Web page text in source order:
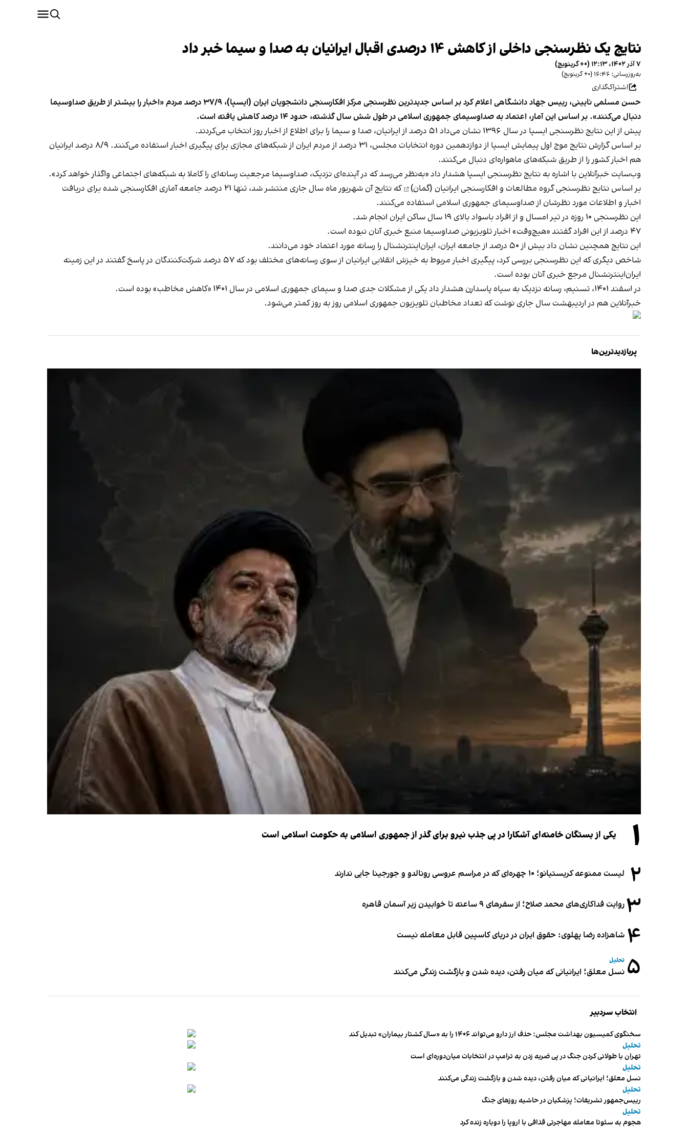
نتایج یک نظرسنجی داخلی از کاهش ۱۴ درصدی اقبال ایرانیان به صدا و سیما خبر داد
۷ آذر ۱۴۰۲، ۱۲:۱۳ (‎+۰ گرینویچ)
به‌روزرسانی: ۱۶:۴۶ (‎+۰ گرینویچ)
اشتراک‌گذاری
حسن مسلمی نایینی، رییس جهاد دانشگاهی اعلام کرد بر اساس جدیدترین نظرسنجی مرکز افکارسنجی دانشجویان ایران (ایسپا)، ۳۷/۹ درصد مردم «اخبار را بیشتر از طریق صداوسیما
دنبال می‌کنند». بر اساس این آمار، اعتماد به صداوسیمای جمهوری اسلامی در طول شش سال گذشته، حدود ۱۴ درصد کاهش یافته است.
پیش از این نتایج نظرسنجی ایسپا در سال ۱۳۹۶ نشان می‌داد ۵۱ درصد از ایرانیان، صدا و سیما را برای اطلاع از اخبار روز انتخاب می‌کردند.
بر اساس گزارش نتایج موج اول پیمایش ایسپا از دوازدهمین دوره انتخابات مجلس، ۳۱ درصد از مردم ایران از شبکه‌های مجازی برای پیگیری اخبار استفاده می‌کنند. ۸/۹ درصد ایرانیان
هم اخبار کشور را از طریق شبکه‌های ماهواره‌ای دنبال می‌کنند.
وب‌سایت خبرآنلاین با اشاره به نتایج نظرسنجی ایسپا هشدار داد «به‌نظر می‌رسد که در آینده‌ای نزدیک، صداوسیما مرجعیت رسانه‌ای را کاملا به شبکه‌های اجتماعی واگذار خواهد کرد».
بر اساس نتایج نظرسنجی گروه مطالعات و افکارسنجی ایرانیان (گمان)
که نتایج آن شهریور ماه سال جاری منتشر شد، تنها ٢١ درصد جامعه آماری افکارسنجی شده برای دریافت
اخبار و اطلاعات مورد نظرشان از صداوسیمای جمهوری اسلامی استفاده می‌کنند.
این نظرسنجی ۱۰ روزه در تیر امسال و از افراد باسواد بالای ۱۹ سال ساکن ایران انجام شد.
۴۷ درصد از این افراد گفتند «هیچ‌وقت» اخبار تلویزیونی صداوسیما منبع خبری آنان نبوده است.
این نتایج همچنین نشان داد بیش از ۵۰ درصد از جامعه ایران، ایران‌اینترنشنال را رسانه مورد اعتماد خود می‌دانند.
شاخص دیگری که این نظرسنجی بررسی کرد، پیگیری اخبار مربوط به خیزش انقلابی ایرانیان از سوی رسانه‌های مختلف بود که ۵۷ درصد شرکت‌کنندگان در پاسخ گفتند در این زمینه
ایران‌اینترنشنال مرجع خبری آنان بوده است.
در اسفند ۱۴۰۱، تسنیم، رسانه نزدیک به سپاه پاسدارن هشدار داد یکی از مشکلات جدی صدا و سیمای جمهوری اسلامی در سال ۱۴۰۱ «کاهش مخاطب» بوده است.
خبرآنلاین هم در اردیبهشت سال جاری نوشت که تعداد مخاطبان تلویزیون جمهوری اسلامی روز به روز کمتر می‌شود.
پربازدیدترین‌ها
۱ یکی از بستگان خامنه‌ای آشکارا در پی جذب نیرو برای گذر از جمهوری اسلامی به حکومت اسلامی است
۲ لیست ممنوعه کریستیانو؛ ۱۰ چهره‌ای که در مراسم عروسی رونالدو و جورجینا جایی ندارند
۳روایت فداکاری‌های محمد صلاح؛ از سفرهای ۹ ساعته تا خوابیدن زیر آسمان قاهره
۴ شاهزاده رضا پهلوی: حقوق ایران در دریای کاسپین قابل معامله نیست
۵ تحلیل
نسل معلق؛ ایرانیانی که میان رفتن، دیده شدن و بازگشت زندگی می‌کنند
انتخاب سردبیر
سخنگوی کمیسیون بهداشت مجلس: حذف ارز دارو می‌تواند ۱۴۰۶ را به «سال کشتار بیماران» تبدیل کند
تحلیل
تهران با طولانی کردن جنگ در پی ضربه زدن به ترامپ در انتخابات میان‌دوره‌ای است
تحلیل
نسل معلق؛ ایرانیانی که میان رفتن، دیده شدن و بازگشت زندگی می‌کنند
تحلیل
رییس‌جمهور تشریفات؛ پزشکیان در حاشیه روزهای جنگ
تحلیل
هجوم به سئوتا معامله مهاجرتی قذافی با اروپا را دوباره زنده کرد